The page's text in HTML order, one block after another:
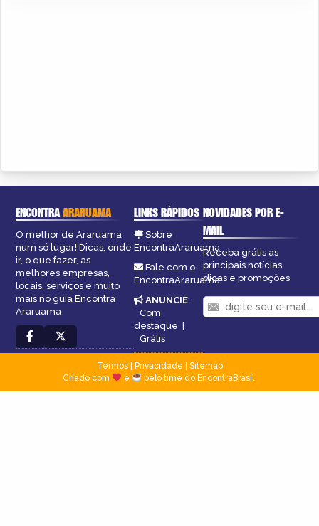
ENCONTRAARARUAMA
O melhor de Araruama
num só lugar! Dicas, onde
ir, o que fazer, as
melhores empresas,
locais, serviços e muito
mais no guia Encontra
Araruama
LINKS RÁPIDOS
Sobre
EncontraAraruama
Fale com o
EncontraAraruama
ANUNCIE:
Com
destaque |
Grátis
NOVIDADES POR E-
MAIL
Receba grátis as
principais notícias,
dicas e promoções
Termos| Privacidade
Sitemap
Criado com
e pelo time do EncontraBrasil